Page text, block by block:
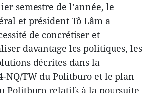
semestre de l’année, le
et président Tô Lâm a
de concrétiser et
davantage les politiques, les
décrites dans la
NQ/TW du Politburo et le plan
Politburo relatifs à la poursuite